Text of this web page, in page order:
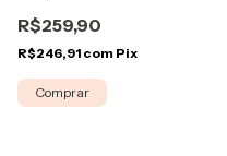
R$259,90
R$246,91 com Pix
Comprar